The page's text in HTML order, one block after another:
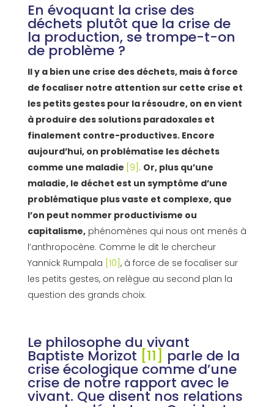
En évoquant la crise des
déchets plutôt que la crise de
la production, se trompe-t-on
de problème ?
Il y a bien une crise des déchets, mais à force
de focaliser notre attention sur cette crise et
les petits gestes pour la résoudre, on en vient
à produire des solutions paradoxales et
finalement contre-productives. Encore
aujourd’hui, on problématise les déchets
comme une maladie [9] . Or, plus qu’une
maladie, le déchet est un symptôme d’une
problématique plus vaste et complexe, que
l’on peut nommer productivisme ou
capitalisme,phénomènes qui nous ont menés à
l’anthropocène. Comme le dit le chercheur
Yannick Rumpala [10] , à force de se focaliser sur
les petits gestes, on relègue au second plan la
question des grands choix.
Le philosophe du vivant
Baptiste Morizot [11] parle de la
crise écologique comme d’une
crise de notre rapport avec le
vivant. Que disent nos relations